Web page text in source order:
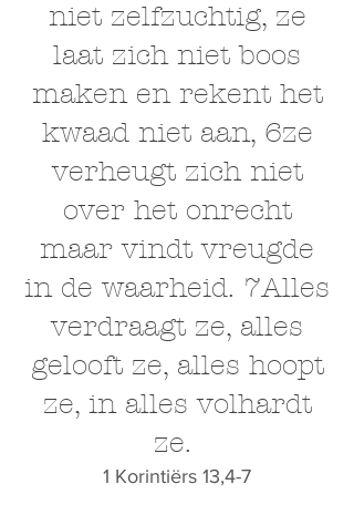
niet zelfzuchtig, ze
laat zich niet boos
maken en rekent het
kwaad niet aan, 6ze
verheugt zich niet
over het onrecht
maar vindt vreugde
in de waarheid. 7Alles
verdraagt ze, alles
gelooft ze, alles hoopt
ze, in alles volhardt
ze.
1 Korintiërs 13,4-7